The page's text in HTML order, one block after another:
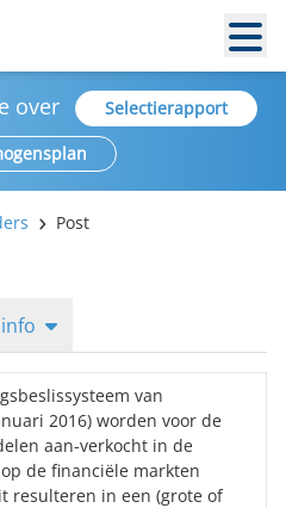
over
Selectierapport
Post
van
2016) worden voor de
aan-verkocht in de
de financiële markten
resulteren in een (grote of